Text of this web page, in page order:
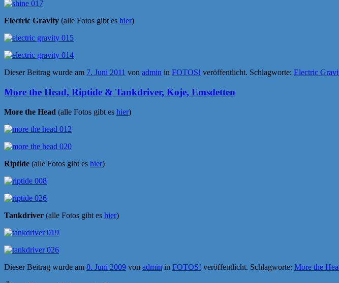
Electric Gravity (alle Fotos gibt es hier)
Dieser Beitrag wurde am 7. Juni 2011 von admin in FOTOS! veröffentlicht. Schlagworte: Electric
More the Head, Riptide & Tankdriver, Koje, Emsdetten
More the Head (alle Fotos gibt es hier)
Riptide (alle Fotos gibt es hier)
Tankdriver (alle Fotos gibt es hier)
Dieser Beitrag wurde am 8. Juni 2009 von admin in FOTOS! veröffentlicht. Schlagworte: More the